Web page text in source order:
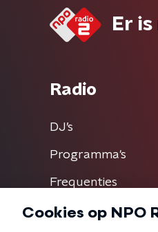
Er
Radio
DJ’s
Programma's
Frequenties